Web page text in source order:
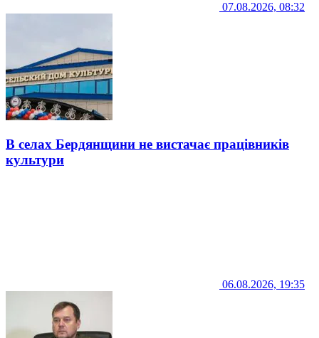
07.08.2026, 08:32
В селах Бердянщини не вистачає працівників
культури
06.08.2026, 19:35